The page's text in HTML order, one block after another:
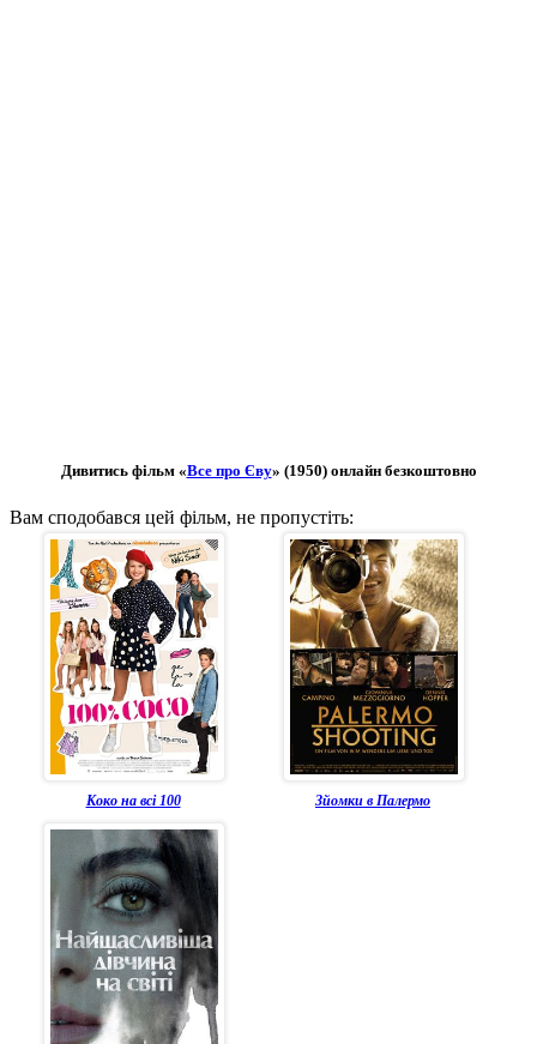
Дивитись фільм «Все про Єву» (1950) онлайн безкоштовно
Вам сподобався цей фільм, не пропустіть:
Коко на всі 100 Зйомки в Палермо